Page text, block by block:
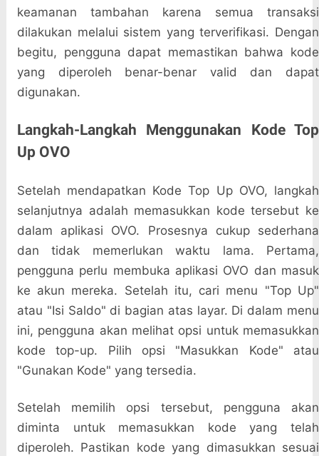
keamanan tambahan karena semua transaksi
dilakukan melalui sistem yang terverifikasi. Dengan
begitu, pengguna dapat memastikan bahwa kode
yang diperoleh benar-benar valid dan dapat
digunakan.
Langkah-Langkah Menggunakan Kode Top
Up OVO
Setelah mendapatkan Kode Top Up OVO, langkah
selanjutnya adalah memasukkan kode tersebut ke
dalam aplikasi OVO. Prosesnya cukup sederhana
dan tidak memerlukan waktu lama. Pertama,
pengguna perlu membuka aplikasi OVO dan masuk
ke akun mereka. Setelah itu, cari menu "Top Up"
atau "Isi Saldo" di bagian atas layar. Di dalam menu
ini, pengguna akan melihat opsi untuk memasukkan
kode top-up. Pilih opsi "Masukkan Kode" atau
"Gunakan Kode" yang tersedia.
Setelah memilih opsi tersebut, pengguna akan
diminta untuk memasukkan kode yang telah
diperoleh. Pastikan kode yang dimasukkan sesuai